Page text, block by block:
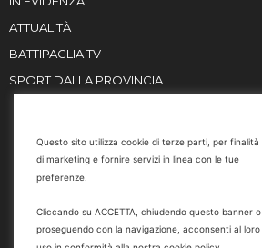
ATTUALITÀ
BATTIPAGLIA TV
SPORT DALLA PROVINCIA
Email
marketing@battipaglia1929.it
carminegaldi@virgilio.it
Questo sito utilizza cookie di terze parti, per finalità
di marketing e fornire servizi in linea con le tue
preferenze.
Cliccando su ACCETTA, chiudendo questo banner o
proseguendo con la navigazione, acconsenti al loro